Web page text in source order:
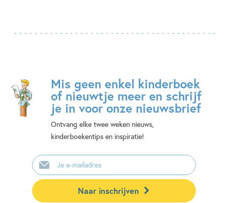
Mis geen enkel kinderboek
of nieuwtje meer en schrijf
je in voor onze nieuwsbrief
Ontvang elke twee weken nieuws,
kinderboekentips en inspiratie!
E-
mailadres
Naar inschrijven